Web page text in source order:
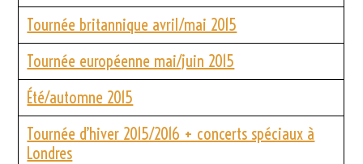
Tournée britannique avril/mai 2015
Tournée européenne mai/juin 2015
Été/automne 2015
Tournée d’hiver 2015/2016 + concerts spéciaux à
Londres